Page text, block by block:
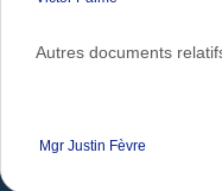
Autres documents
Mgr Justin Fèvre